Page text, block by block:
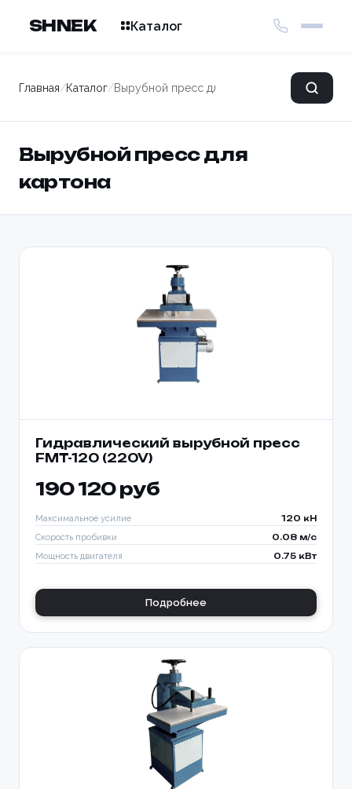
SHNEK Каталог
Главная/Каталог/Вырубной пресс для картона
Вырубной пресс для
картона
Гидравлический вырубной пресс
FMT-120 (220V)
190 120 руб
Максимальное усилие 120 кН
Скорость пробивки 0.08 м/с
Мощность двигателя 0.75 кВт
Подробнее